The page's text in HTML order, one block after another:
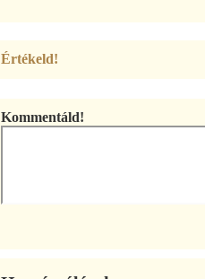
Értékeld!
Kommentáld!